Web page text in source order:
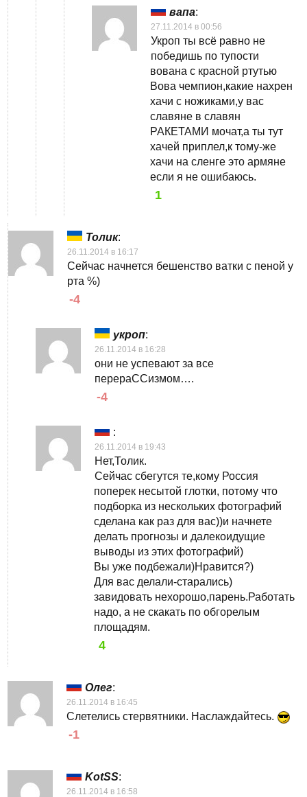
вапа:
27.11.2014 в 00:56
Укроп ты всё равно не
победишь по тупости
вована с красной ртутью
Вова чемпион,какие нахрен
хачи с ножиками,у вас
славяне в славян
РАКЕТАМИ мочат,а ты тут
хачей приплел,к тому-же
хачи на сленге это армяне
если я не ошибаюсь.
1
Толик:
26.11.2014 в 16:17
Сейчас начнется бешенство ватки с пеной у
рта %)
-4
укроп:
26.11.2014 в 16:28
они не успевают за все
перераССизмом….
-4
:
26.11.2014 в 19:43
Нет,Толик.
Сейчас сбегутся те,кому Россия
поперек несытой глотки, потому что
подборка из нескольких фотографий
сделана как раз для вас))и начнете
делать прогнозы и далекоидущие
выводы из этих фотографий)
Вы уже подбежали)Нравится?)
Для вас делали-старались)
завидовать нехорошо,парень.Работать
надо, а не скакать по обгорелым
площадям.
4
Олег:
26.11.2014 в 16:45
Слетелись стервятники. Наслаждайтесь.
-1
KotSS:
26.11.2014 в 16:58